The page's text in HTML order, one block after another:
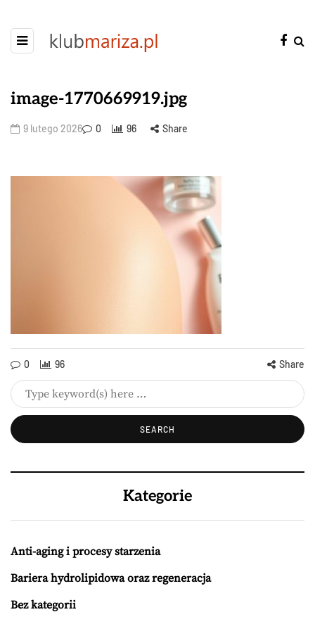
image-1770669919.jpg
9 lutego 2026 0 96 Share
0 96 Share
Kategorie
Anti-aging i procesy starzenia
Bariera hydrolipidowa oraz regeneracja
Bez kategorii